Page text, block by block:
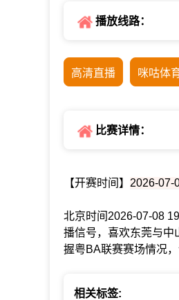
播放线路：
高清直播 咪咕体
比赛详情：
【开赛时间】 2026-07-
北京时间2026-07-08
播信号，喜欢东莞与中
握粤BA联赛赛场情况
相关标签: